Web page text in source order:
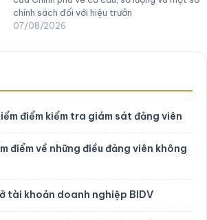
chính sách đối với hiệu trưởn
07/08/2026
điểm kiểm tra giám sát đảng viên
điểm về những điều đảng viên không
tài khoản doanh nghiệp BIDV